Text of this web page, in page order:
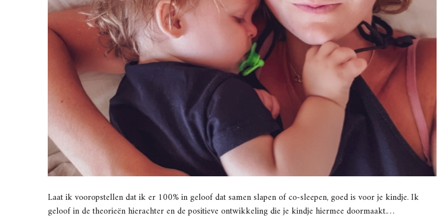
Laat ik vooropstellen dat ik er 100% in geloof dat samen slapen of co-sleepen, goed is voor je kindje. Ik
geloof in de theorieën hierachter en de positieve ontwikkeling die je kindje hiermee doormaakt.…